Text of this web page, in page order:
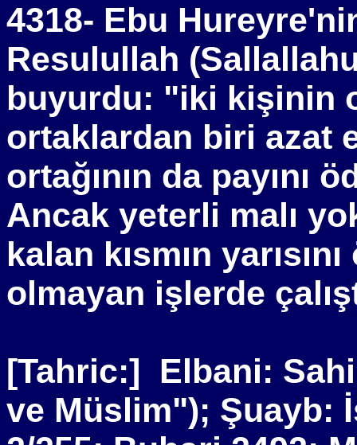
4318- Ebu
Resulullah
buyurdu: "iki kişinin
ortaklardan biri azat
ortağının da payını
Ancak yeterli malı
kalan kısmın
olmayan işlerde
[Tahric:] Elbani:
ve Müslim"); Şuayb: